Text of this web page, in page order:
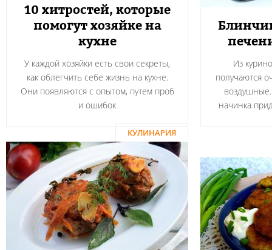
10 хитростей, которые
помогут хозяйке на
кухне
У каждой хозяйки есть свои секреты,
как облегчить себе жизнь на кухне.
Они появляются с опытом, путем проб
и ошибок
Из
получаются
начинка
КУЛИНАРИЯ